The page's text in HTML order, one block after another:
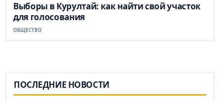
Выборы в Курултай: как найти свой участок
для голосования
ОБЩЕСТВО
ПОСЛЕДНИЕ НОВОСТИ